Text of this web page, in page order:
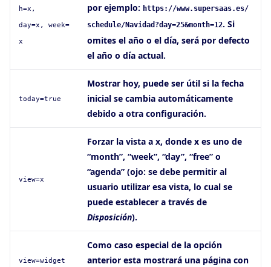
h=x,
day=x, week=
x
por ejemplo: https://www.supersaas.es/
schedule/Navidad?day=25&month=12. Si
omites el año o el día, será por defecto
el año o día actual.
today=true
Mostrar hoy, puede ser útil si la fecha
inicial se cambia automáticamente
debido a otra configuración.
view=x
Forzar la vista a x, donde x es uno de
“month”, “week”, “day”, “free” o
“agenda” (ojo: se debe permitir al
usuario utilizar esa vista, lo cual se
puede establecer a través de
Disposición).
view=widget
Como caso especial de la opción
anterior esta mostrará una página con